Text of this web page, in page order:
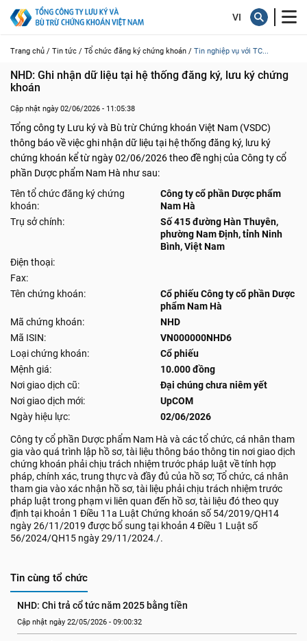
Trang chủ / Tin tức / Tổ chức đăng ký chứng khoán / Tin nghiệp vụ với TC...
NHD: Ghi nhận dữ liệu tại hệ thống đăng ký, lưu ký chứng
khoán
Cập nhật ngày 02/06/2026 - 11:05:38
Tổng công ty Lưu ký và Bù trừ Chứng khoán Việt Nam (VSDC)
thông báo về việc ghi nhận dữ liệu tại hệ thống đăng ký, lưu ký
chứng khoán kể từ ngày 02/06/2026 theo đề nghị của Công ty cổ
phần Dược phẩm Nam Hà như sau:
Tên tổ chức đăng ký chứng
khoán:
Công ty cổ phần Dược phẩm
Nam Hà
Trụ sở chính:
Số 415 đường Hàn Thuyên,
phường Nam Định, tỉnh Ninh
Bình, Việt Nam
Điện thoại:
Fax:
Tên chứng khoán:
Cổ phiếu Công ty cổ phần Dược
phẩm Nam Hà
Mã chứng khoán:
NHD
Mã ISIN:
VN000000NHD6
Loại chứng khoán:
Cổ phiếu
Mệnh giá:
10.000 đồng
Nơi giao dịch cũ:
Đại chúng chưa niêm yết
Nơi giao dịch mới:
UpCOM
Ngày hiệu lực:
02/06/2026
Công ty cổ phần Dược phẩm Nam Hà và các tổ chức, cá nhân tham
gia vào quá trình lập hồ sơ, tài liệu thông báo thông tin nơi giao dịch
chứng khoán phải chịu trách nhiệm trước pháp luật về tính hợp
pháp, chính xác, trung thực và đầy đủ của hồ sơ; Tổ chức, cá nhân
tham gia vào xác nhận hồ sơ, tài liệu phải chịu trách nhiệm trước
pháp luật trong phạm vi liên quan đến hồ sơ, tài liệu đó theo quy
định tại khoản 1 Điều 11a Luật Chứng khoán số 54/2019/QH14
ngày 26/11/2019 được bổ sung tại khoản 4 Điều 1 Luật số
56/2024/QH15 ngày 29/11/2024./.
Tin cùng tổ chức
NHD: Chi trả cổ tức năm 2025 bằng tiền
Cập nhật ngày 22/05/2026 - 09:00:32